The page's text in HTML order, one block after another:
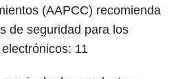
(AAPCC) recomienda
de seguridad para los
11